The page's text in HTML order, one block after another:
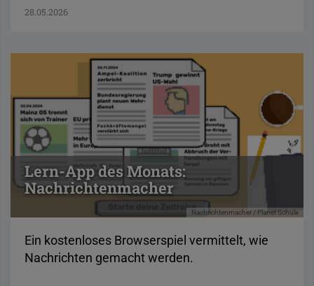
28.05.2026
Nachrichtenmacher / Planet Schule
Lern-App des Monats:
Nachrichtenmacher
Ein kostenloses Browserspiel vermittelt, wie
Nachrichten gemacht werden.